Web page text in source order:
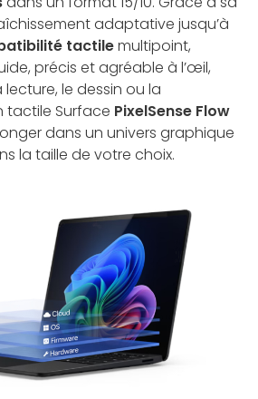
adaptative jusqu’à
tactilemultipoint,
précis et agréable à l’œil,
le dessin ou la
tactile Surface PixelSense Flow
dans un univers graphique
la taille de votre choix.